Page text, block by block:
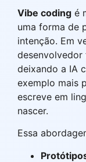
Vibe coding é
uma forma de
intenção. Em
desenvolvedor
deixando a IA
exemplo mais
escreve em
nascer.
Essa